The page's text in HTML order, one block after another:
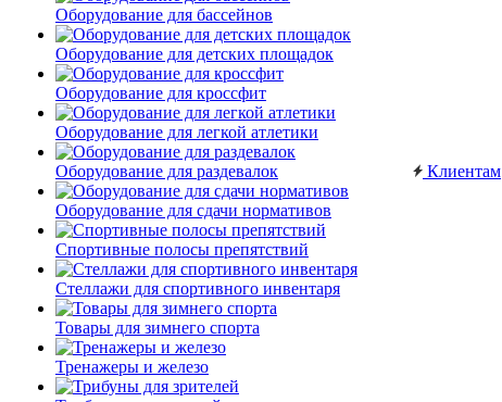
Оборудование для бассейнов
Оборудование для детских площадок
Оборудование для кроссфит
Оборудование для легкой атлетики
Оборудование для раздевалок
Оборудование для сдачи нормативов
Спортивные полосы препятствий
Стеллажи для спортивного инвентаря
Товары для зимнего спорта
Тренажеры и железо
Клиентам